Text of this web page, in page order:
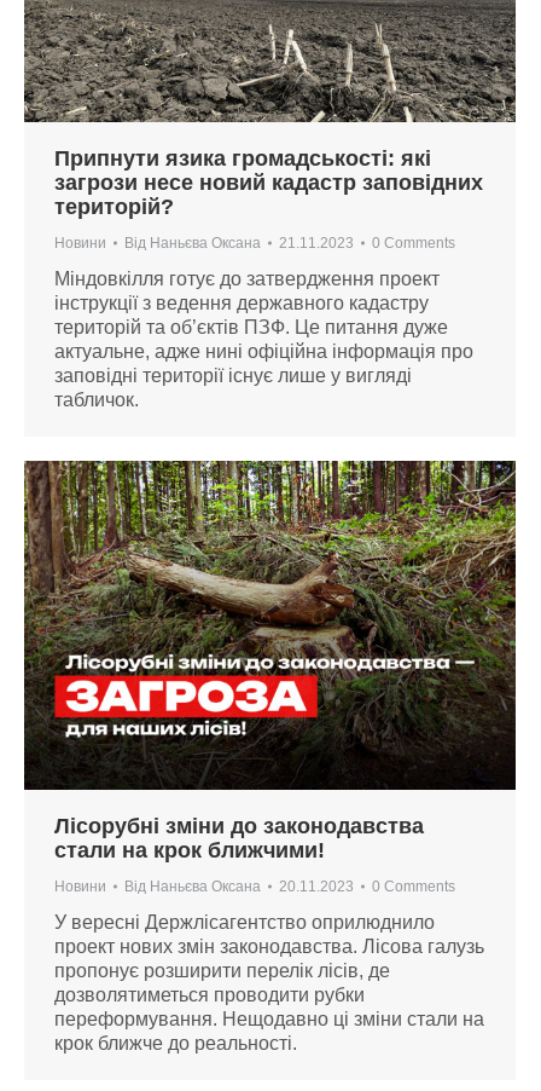
Припнути язика громадськості: які
загрози несе новий кадастр заповідних
територій?
Новини Від Наньєва Оксана 21.11.2023 0 Comments
Міндовкілля готує до затвердження проект
інструкції з ведення державного кадастру
територій та об’єктів ПЗФ. Це питання дуже
актуальне, адже нині офіційна інформація про
заповідні території існує лише у вигляді
табличок.
Лісорубні зміни до законодавства
стали на крок ближчими!
Новини Від Наньєва Оксана 20.11.2023 0 Comments
У вересні Держлісагентство оприлюднило
проект нових змін законодавства. Лісова галузь
пропонує розширити перелік лісів, де
дозволятиметься проводити рубки
переформування. Нещодавно ці зміни стали на
крок ближче до реальності.